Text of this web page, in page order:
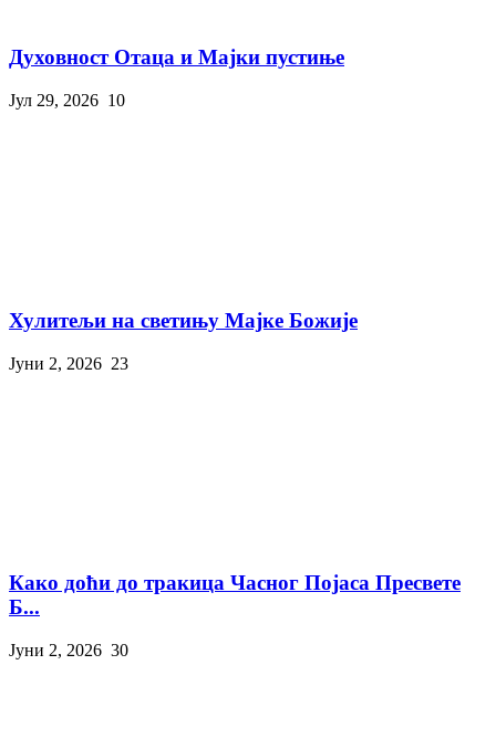
Духовност Отаца и Мајки пустиње
Јул 29, 2026 10
Хулитељи на светињу Мајке Божије
Јуни 2, 2026 23
Како доћи до тракица Часног Појаса Пресвете
Б...
Јуни 2, 2026 30